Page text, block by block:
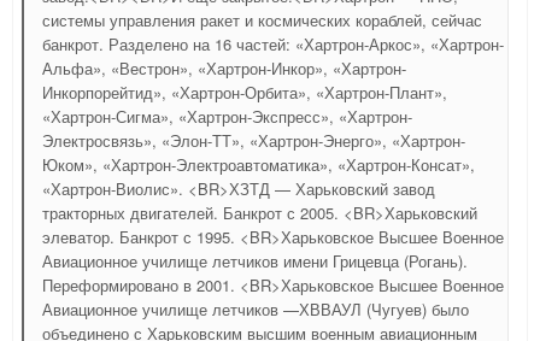
системы управления ракет и космических кораблей, сейчас
банкрот. Разделено на 16 частей: «Хартрон-Аркос», «Хартрон-
Альфа», «Вестрон», «Хартрон-Инкор», «Хартрон-
Инкорпорейтид», «Хартрон-Орбита», «Хартрон-Плант»,
«Хартрон-Сигма», «Хартрон-Экспресс», «Хартрон-
Электросвязь», «Элон-ТТ», «Хартрон-Энерго», «Хартрон-
Юком», «Хартрон-Электроавтоматика», «Хартрон-Консат»,
«Хартрон-Виолис». <BR>ХЗТД — Харьковский завод
тракторных двигателей. Банкрот с 2005. <BR>Харьковский
элеватор. Банкрот с 1995. <BR>Харьковское Высшее Военное
Авиационное училище летчиков имени Грицевца (Рогань).
Переформировано в 2001. <BR>Харьковское Высшее Военное
Авиационное училище летчиков —ХВВАУЛ (Чугуев) было
объединено с Харьковским высшим военным авиационным